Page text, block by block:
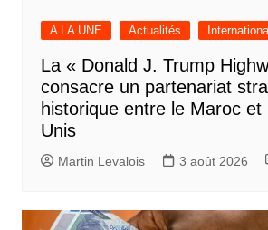
A LA UNE Actualités
La « Donald J. Trump
consacre un partenariat
historique entre le Maroc et
Unis
Martin Levalois 3 août 2026